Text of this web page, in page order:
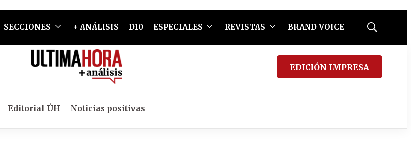
SECCIONES + ANÁLISIS D10 ESPECIALES REVISTAS BRAND VOICE
Mostrar
EDICIÓN IMPRESA
Editorial ÚH Noticias positivas